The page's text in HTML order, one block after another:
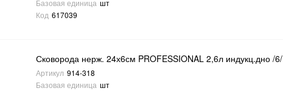
Базовая единица шт
Код 617039
Сковорода нерж. 24х6см PROFESSIONAL 2,6л индукц.дно /6/
Артикул 914-318
Базовая единица шт